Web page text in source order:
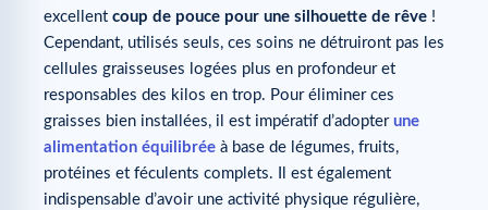
excellent coup de pouce pour une silhouette de rêve !
Cependant, utilisés seuls, ces soins ne détruiront pas les
cellules graisseuses logées plus en profondeur et
responsables des kilos en trop. Pour éliminer ces
graisses bien installées, il est impératif d’adopter une
alimentation équilibrée à base de légumes, fruits,
protéines et féculents complets. Il est également
indispensable d’avoir une activité physique régulière,